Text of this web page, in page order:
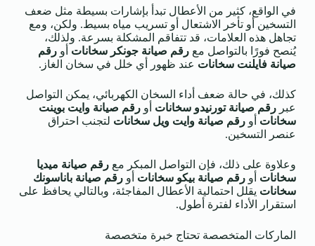
في الواقع، كثير من الأعطال تبدأ بإشارات بسيطة مثل ضعف
التسخين أو تأخر الاشتعال أو تسريب مياه بسيط. ولكن، ومع
تجاهل هذه العلامات، قد تتفاقم المشكلة بسرعة. ولذلك،
يُنصح فورًا بالتواصل مع رقم صيانة جونكر سخانات أو رقم
صيانة فايلنت سخانات عند ظهور أي خلل في سخان الغاز.
كذلك، في حالة ضعف أداء السخان الكهربائي، يمكن التواصل
عبر رقم صيانة تورنيدو سخانات أو رقم صيانة وايت بوينت
سخانات أو رقم صيانة وايت ويل سخانات لتجنب احتراق
عنصر التسخين.
وعلاوة على ذلك، فإن التواصل المبكر مع رقم صيانة ميديا
سخانات أو رقم صيانة بيكو سخانات أو رقم صيانة باناسونك
سخانات يقلل احتمالية الأعطال المفاجئة، وبالتالي يحافظ على
استقرار الأداء لفترة أطول.
الماركات المتخصصة تحتاج خبرة متخصصة